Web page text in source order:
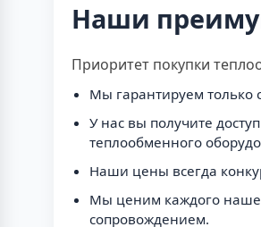
Наши
Приоритет покупки
Мы гарантируем только
У нас вы получите
теплообменного
Наши цены всегда
Мы ценим каждого
сопровождением.